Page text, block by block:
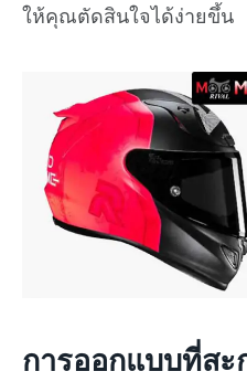
ให้คุณตัดสินใจได้ง่ายขึ้น
การออกแบบที่ส